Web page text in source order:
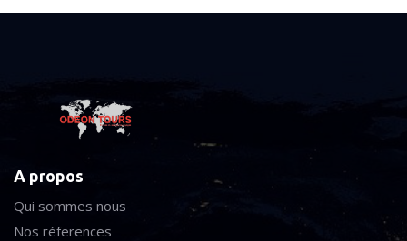
A propos
Qui sommes nous
Nos réferences